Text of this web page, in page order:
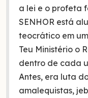
a lei e o profeta
SENHOR está
teocrático em
Teu Ministério o
dentro de cada
Antes, era luta
amalequistas,